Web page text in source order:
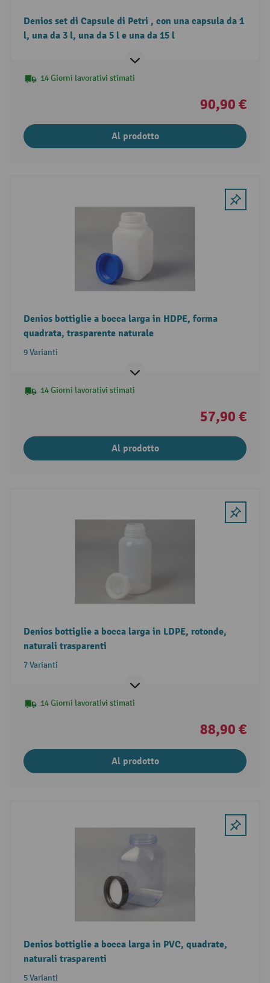
Denios set di Capsule di Petri , con una capsula da 1
l, una da 3 l, una da 5 l e una da 15 l
14 Giorni lavorativi stimati
90,90 €
Al prodotto
Denios bottiglie a bocca larga in HDPE, forma
quadrata, trasparente naturale
9 Varianti
14 Giorni lavorativi stimati
57,90 €
Al prodotto
Denios bottiglie a bocca larga in LDPE, rotonde,
naturali trasparenti
7 Varianti
14 Giorni lavorativi stimati
88,90 €
Al prodotto
Denios bottiglie a bocca larga in PVC, quadrate,
naturali trasparenti
5 Varianti